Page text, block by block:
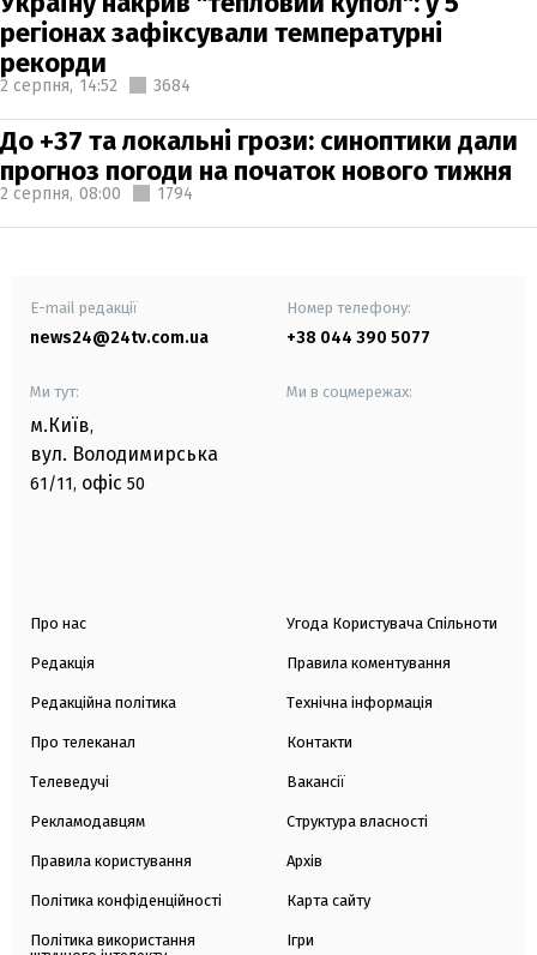
регіонах зафіксували температурні
рекорди
2 серпня, 14:52 3684
До +37 та локальні грози: синоптики дали
прогноз погоди на початок нового тижня
2 серпня, 08:00 1794
E-mail редакції
news24@24tv.com.ua
Номер телефону:
+38 044 390 5077
Ми тут:
м.Київ,
вул. Володимирська
61/11, офіс 50
Ми в соцмережах:
Про нас
Редакція
Редакційна політика
Про телеканал
Телеведучі
Рекламодавцям
Правила користування
Політика конфіденційності
Політика використання
Угода Користувача Спільноти
Правила коментування
Технічна інформація
Контакти
Вакансії
Структура власності
Архів
Карта сайту
Ігри